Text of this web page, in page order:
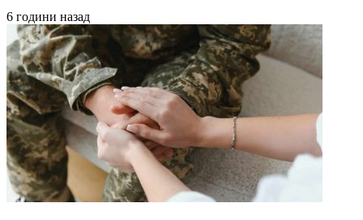
6 години назад